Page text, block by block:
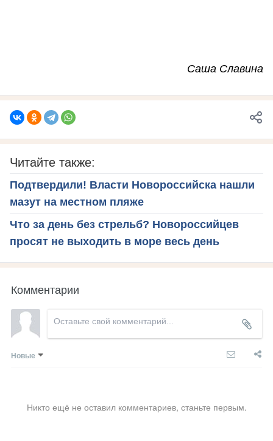
Саша Славина
Читайте также:
Подтвердили! Власти Новороссийска нашли
мазут на местном пляже
Что за день без стрельб? Новороссийцев
просят не выходить в море весь день
Комментарии
Новые
Никто ещё не оставил комментариев, станьте первым.